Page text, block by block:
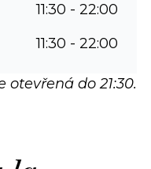
11:30 - 22:00
11:30 - 22:00
otevřená do 21:30.